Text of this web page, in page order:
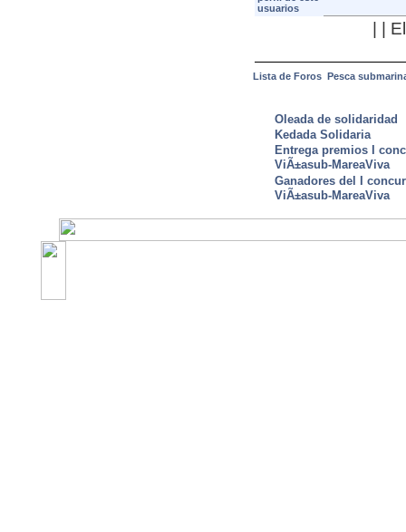
| |
Lista de Foros Pesca
Oleada de solidaridad
Kedada Solidaria
Entrega premios I
ViÃ±asub-MareaViva
Ganadores del I
ViÃ±asub-MareaViva